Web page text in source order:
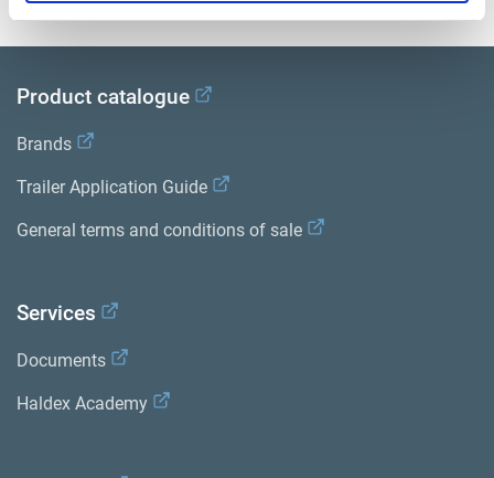
Product catalogue
Brands
Trailer Application Guide
General terms and conditions of sale
Services
Documents
Haldex Academy